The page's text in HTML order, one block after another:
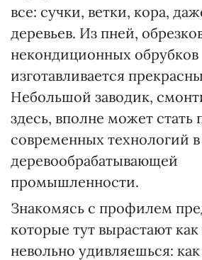
все: сучки, ветки, кора,
деревьев. Из пней,
некондиционных обрубков
изготавливается
Небольшой заводик,
здесь, вполне может
современных технологий в
деревообрабатывающей
промышленности.
Знакомясь с профилем
которые тут вырастают
невольно удивляешься: